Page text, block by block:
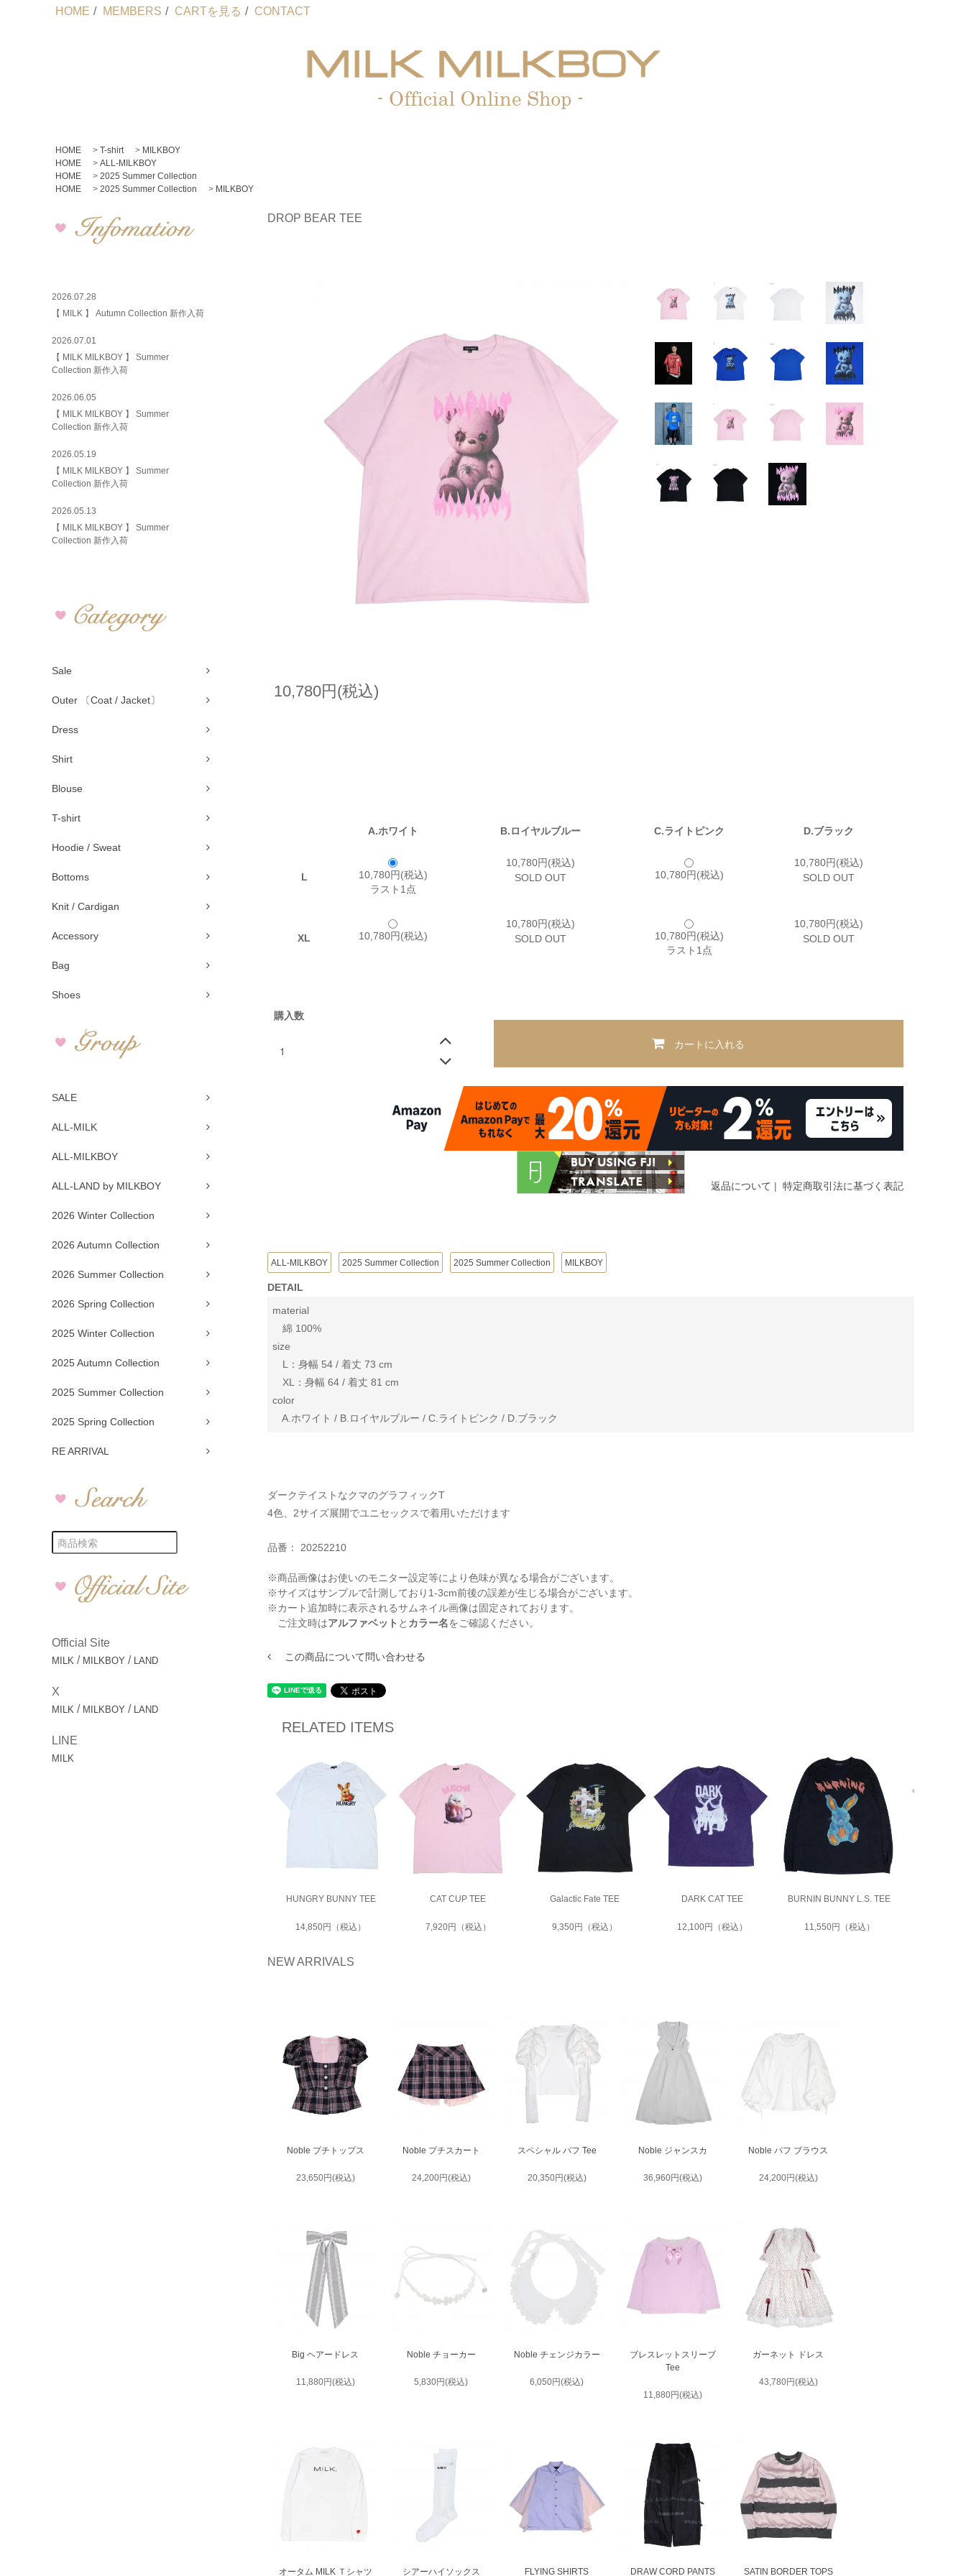
HOME / MEMBERS / CARTを見る / CONTACT
HOME > T-shirt > MILKBOY
HOME
> ALL-MILKBOY
HOME
> 2025 Summer Collection
HOME
> 2025 Summer Collection > MILKBOY
2026.07.28
【 MILK 】 Autumn Collection 新作入荷
2026.07.01
【 MILK MILKBOY 】 Summer
Collection 新作入荷
2026.06.05
【 MILK MILKBOY 】 Summer
Collection 新作入荷
2026.05.19
【 MILK MILKBOY 】 Summer
Collection 新作入荷
2026.05.13
【 MILK MILKBOY 】 Summer
Collection 新作入荷
Sale
Outer 〔Coat / Jacket〕
Dress
Shirt
Blouse
T-shirt
Hoodie / Sweat
Bottoms
Knit / Cardigan
Accessory
Bag
Shoes
SALE
ALL-MILK
ALL-MILKBOY
ALL-LAND by MILKBOY
2026 Winter Collection
2026 Autumn Collection
2026 Summer Collection
2026 Spring Collection
2025 Winter Collection
2025 Autumn Collection
2025 Summer Collection
2025 Spring Collection
RE ARRIVAL
Official Site
MILK / MILKBOY / LAND
X
MILK / MILKBOY / LAND
LINE
MILK
DROP BEAR TEE
10,780円(税込)
A.ホワイト B.ロイヤルブルー C.ライトピンク D.ブラック
L
10,780円(税込)
ラスト1点
10,780円(税込)
SOLD OUT
10,780円(税込)
10,780円(税込)
SOLD OUT
XL 10,780円(税込)
10,780円(税込)
SOLD OUT
10,780円(税込)
ラスト1点
10,780円(税込)
SOLD OUT
購入数
カートに入れる
返品について | 特定商取引法に基づく表記
ALL-MILKBOY 2025 Summer Collection 2025 Summer Collection MILKBOY
DETAIL
material
綿 100%
size
L：身幅 54 / 着丈 73 cm
XL：身幅 64 / 着丈 81 cm
color
A.ホワイト / B.ロイヤルブルー / C.ライトピンク / D.ブラック
ダークテイストなクマのグラフィックT
4色、2サイズ展開でユニセックスで着用いただけます
品番： 20252210
※商品画像はお使いのモニター設定等により色味が異なる場合がございます。
※サイズはサンプルで計測しており1-3cm前後の誤差が生じる場合がございます。
※カート追加時に表示されるサムネイル画像は固定されております。
ご注文時はアルファベット と カラー名をご確認ください。
この商品について問い合わせる
RELATED ITEMS
HUNGRY BUNNY TEE
14,850円（税込）
CAT CUP TEE
7,920円（税込）
Galactic Fate TEE
9,350円（税込）
DARK CAT TEE
12,100円（税込）
BURNIN BUNNY L.S. TEE
11,550円（税込）
NEW ARRIVALS
Noble プチトップス
23,650円(税込)
Noble プチスカート
24,200円(税込)
スペシャル パフ Tee
20,350円(税込)
Noble ジャンスカ
36,960円(税込)
Noble パフ ブラウス
24,200円(税込)
Big ヘアードレス
11,880円(税込)
Noble チョーカー
5,830円(税込)
Noble チェンジカラー
6,050円(税込)
ブレスレットスリーブ
Tee
11,880円(税込)
ガーネット ドレス
43,780円(税込)
オータム MILK Ｔシャツ シアーハイソックス FLYING SHIRTS DRAW CORD PANTS SATIN BORDER TOPS